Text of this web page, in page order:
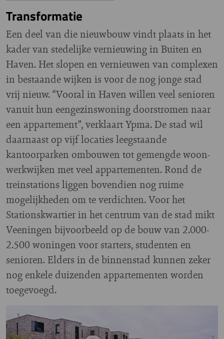
Transformatie
Een deel van die nieuwbouw vindt plaats in het
kader van stedelijke vernieuwing in Buiten en
Haven. Het slopen en vernieuwen van complexen
in bestaande wijken is voor de nog jonge stad
vrij nieuw. “Vooral in Haven willen veel senioren
vanuit hun eengezinswoning doorstromen naar
een appartement”, verklaart Ypma. De stad wil
daarnaast op vijf locaties leegstaande
kantoorparken ombouwen tot gemengde woon-
werkwijken met veel appartementen. Rond de
treinstations liggen bovendien nog ruime
mogelijkheden om te verdichten. Voor het
Stationskwartier in het centrum van de stad mikt
Veeningen bijvoorbeeld op de bouw van 2.000-
2.500 woningen voor starters, studenten en
senioren. Elders in de binnenstad kunnen zeker
nog enkele duizenden appartementen worden
toegevoegd.